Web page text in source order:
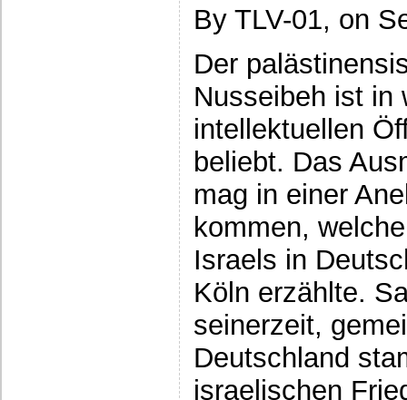
By TLV-01, on
Der
Nusseibeh ist in
intellektuellen
beliebt. Das
mag in einer
kommen,
Israels in
Köln erzählte.
seinerzeit,
Deutschland
israelischen